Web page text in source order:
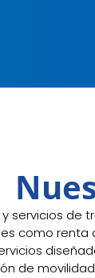
servicios de
como renta
de